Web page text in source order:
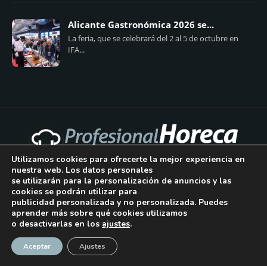
Alicante Gastronómica 2026 se...
La feria, que se celebrará del 2 al 5 de octubre en
IFA...
QUIÉNES SOMOS PUBLICIDAD
AVISO LEGAL
POLÍTICA DE PRIVACIDAD
¡Suscríbase!
Utilizamos cookies para ofrecerte la mejor experiencia en
nuestra web. Los datos personales
se utilizarán para la personalización de anuncios y las
cookies se podrán utilizar para
publicidad personalizada y no personalizada. Puedes
aprender más sobre qué cookies utilizamos
o desactivarlas en los ajustes.
Aceptar Ajustes